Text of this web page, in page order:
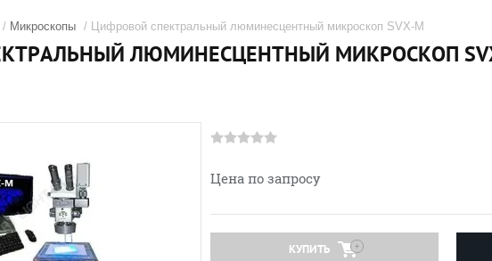
/ Микроскопы / Цифровой спектральный люминесцентный микроскоп SVX-M
ЛЮМИНЕСЦЕНТНЫЙ МИКРОСКОП
Цена по запросу
КУПИТЬ